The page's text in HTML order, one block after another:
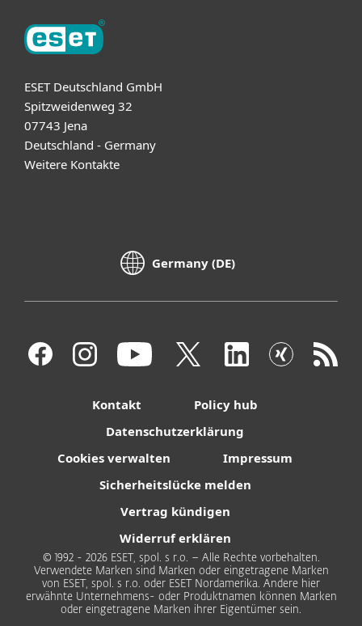
ESET Deutschland GmbH
Spitzweidenweg 32
07743 Jena
Deutschland - Germany
Weitere Kontakte
Germany (DE)
Kontakt
Policy hub
Datenschutzerklärung
Cookies verwalten
Impressum
Sicherheitslücke melden
Vertrag kündigen
Widerruf erklären
© 1992 - 2026 ESET, spol. s r.o. – Alle Rechte vorbehalten.
Verwendete Marken sind Marken oder eingetragene Marken
von ESET, spol. s r.o. oder ESET Nordamerika. Andere hier
erwähnte Unternehmens- oder Produktnamen können Marken
oder eingetragene Marken ihrer Eigentümer sein.